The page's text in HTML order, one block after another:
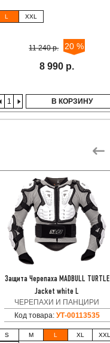
L XXL
11 240 р. 20 %
8 990 р.
В КОРЗИНУ
Защита Черепаха MADBULL TURTLE
Jacket white L
ЧЕРЕПАХИ И ПАНЦИРИ
Код товара: УТ-00113535
S M L XL
XXL